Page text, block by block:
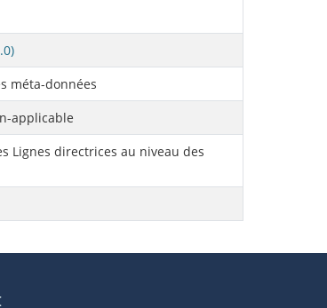
méta-données
applicable
Lignes directrices au niveau des